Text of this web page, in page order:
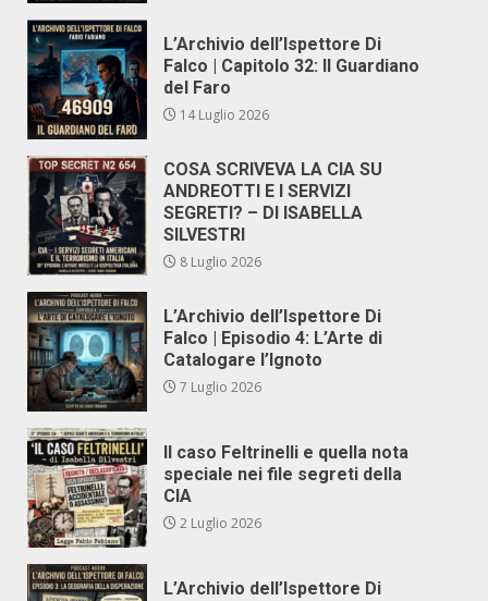
L’Archivio dell’Ispettore Di
Falco | Capitolo 32: Il Guardiano
del Faro
14 Luglio 2026
COSA SCRIVEVA LA CIA SU
ANDREOTTI E I SERVIZI
SEGRETI? – DI ISABELLA
SILVESTRI
8 Luglio 2026
L’Archivio dell’Ispettore Di
Falco | Episodio 4: L’Arte di
Catalogare l’Ignoto
7 Luglio 2026
Il caso Feltrinelli e quella nota
speciale nei file segreti della
CIA
2 Luglio 2026
L’Archivio dell’Ispettore Di